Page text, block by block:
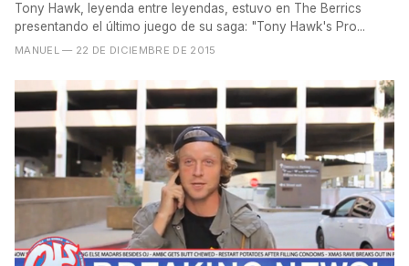
Tony Hawk, leyenda entre leyendas, estuvo en The Berrics
presentando el último juego de su saga: "Tony Hawk's Pro...
MANUEL — 22 DE DICIEMBRE DE 2015